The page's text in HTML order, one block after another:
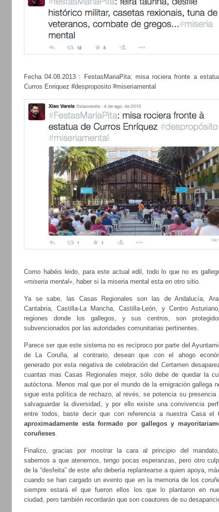
Fecha 04.08.2013 : FestasMariaPita: misa rociera fronte a
Curros Enriquez #desproposito #miseriamental
Como habéis leido, para este actual edil, todo lo que no es
«miseria mental» , haber si la miseria mental esta en otro sitio.
Ya se sabe, las Casas Regionales son las de Andalucía,
Cantabria, Castilla-La Mancha, Castilla-León, y Centro
regiones donde los gallegos, y sus centros, son
subvencionados por las autoridades comunitarias pertinentes.
Parece ser que este sistema no es recíproco por parte del
de La Coruña, al contrario, desean que con el ahogo
generado por esta negativa de celebración del Certamen
cuantas mas Casas Regionales mejor, sólo debe de quedar la
autóctona. Menos mal que por el mundo de la emigración gallega
sigue esta política de rechazo, al revés, se potencia su presencia
salvaguardar la diversidad, y por ello existe una convivencia
entre todos, baste decir que con referencia a nuestra Casa el
aproximadamente esta formado por gallegos y
coruñeses
Finalizo, gracias por mostrar la cara al principio del
sabemos a que atenernos, tengo pocas esperanzas, pero otro
de la “desfeita” de este año debería replantearse a quien apoya,
cuando se han cargado un evento que en la memoria de los
siempre estará el que fueron ellos los que lo plantaron en
ciudad, pero también recordarán que son coautores de su